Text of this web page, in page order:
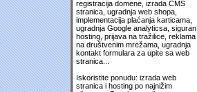
registracija domene, izrada CMS
stranica, ugradnja web shopa,
implementacija plaćanja karticama,
ugradnja Google analyticsa, siguran
hosting, prijava na tražilice, reklama
na društvenim mrežama, ugradnja
kontakt formulara za upite sa web
stranica...
Iskoristite ponudu: izrada web
stranica i hosting po najnižim